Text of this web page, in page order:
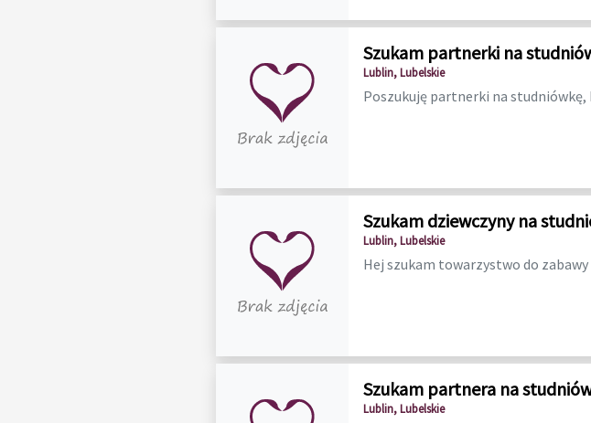
Szukam partnerki na
Lublin, Lubelskie
Poszukuję partnerki na
Szukam dziewczyny na
Lublin, Lubelskie
Hej szukam towarzystwo do
Szukam partnera na
Lublin, Lubelskie